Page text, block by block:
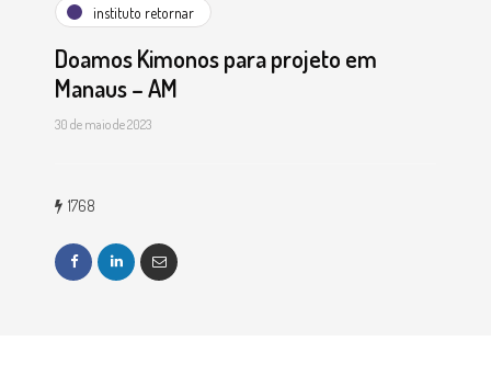
instituto retornar
Doamos Kimonos para projeto em
Manaus – AM
30 de maio de 2023
1768